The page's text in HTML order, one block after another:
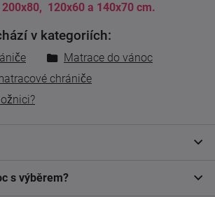
120x60 a 140x70 cm.
v kategoriích:
Matrace do vánoc
chrániče
s výběrem?